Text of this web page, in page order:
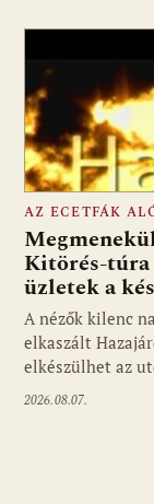
Fotó: media1.hu
AZ ECETFÁK
Kitörés-túra
üzletek a
A nézők kilenc
elkaszált
elkészülhet az
2026.08.07.